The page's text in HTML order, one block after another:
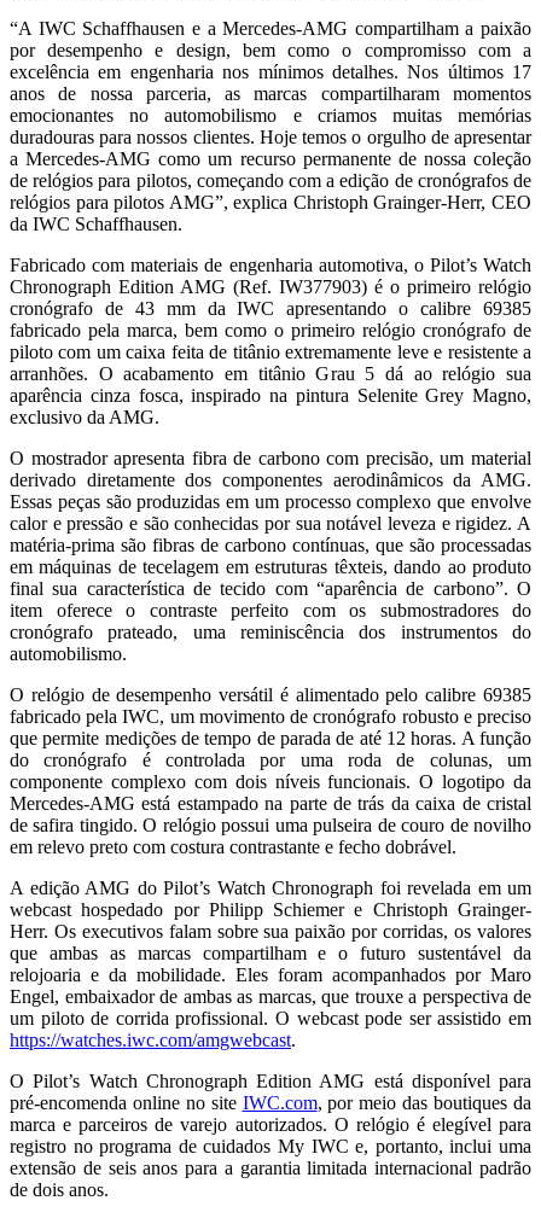
“A IWC Schaffhausen e a Mercedes-AMG compartilham a paixão
por desempenho e design, bem como o compromisso com a
excelência em engenharia nos mínimos detalhes. Nos últimos 17
anos de nossa parceria, as marcas compartilharam momentos
emocionantes no automobilismo e criamos muitas memórias
duradouras para nossos clientes. Hoje temos o orgulho de apresentar
a Mercedes-AMG como um recurso permanente de nossa coleção
de relógios para pilotos, começando com a edição de cronógrafos de
relógios para pilotos AMG”, explica Christoph Grainger-Herr, CEO
da IWC Schaffhausen.
Fabricado com materiais de engenharia automotiva, o Pilot’s Watch
Chronograph Edition AMG (Ref. IW377903) é o primeiro relógio
cronógrafo de 43 mm da IWC apresentando o calibre 69385
fabricado pela marca, bem como o primeiro relógio cronógrafo de
piloto com um caixa feita de titânio extremamente leve e resistente a
arranhões. O acabamento em titânio Grau 5 dá ao relógio sua
aparência cinza fosca, inspirado na pintura Selenite Grey Magno,
exclusivo da AMG.
O mostrador apresenta fibra de carbono com precisão, um material
derivado diretamente dos componentes aerodinâmicos da AMG.
Essas peças são produzidas em um processo complexo que envolve
calor e pressão e são conhecidas por sua notável leveza e rigidez. A
matéria-prima são fibras de carbono contínuas, que são processadas
em máquinas de tecelagem em estruturas têxteis, dando ao produto
final sua característica de tecido com “aparência de carbono”. O
item oferece o contraste perfeito com os submostradores do
cronógrafo prateado, uma reminiscência dos instrumentos do
automobilismo.
O relógio de desempenho versátil é alimentado pelo calibre 69385
fabricado pela IWC, um movimento de cronógrafo robusto e preciso
que permite medições de tempo de parada de até 12 horas. A função
do cronógrafo é controlada por uma roda de colunas, um
componente complexo com dois níveis funcionais. O logotipo da
Mercedes-AMG está estampado na parte de trás da caixa de cristal
de safira tingido. O relógio possui uma pulseira de couro de novilho
em relevo preto com costura contrastante e fecho dobrável.
A edição AMG do Pilot’s Watch Chronograph foi revelada em um
webcast hospedado por Philipp Schiemer e Christoph Grainger-
Herr. Os executivos falam sobre sua paixão por corridas, os valores
que ambas as marcas compartilham e o futuro sustentável da
relojoaria e da mobilidade. Eles foram acompanhados por Maro
Engel, embaixador de ambas as marcas, que trouxe a perspectiva de
um piloto de corrida profissional. O webcast pode ser assistido em
https://watches.iwc.com/amgwebcast.
O Pilot’s Watch Chronograph Edition AMG está disponível para
pré-encomenda online no site IWC.com, por meio das boutiques da
marca e parceiros de varejo autorizados. O relógio é elegível para
registro no programa de cuidados My IWC e, portanto, inclui uma
extensão de seis anos para a garantia limitada internacional padrão
de dois anos.